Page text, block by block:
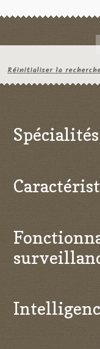
Réinitialiser la